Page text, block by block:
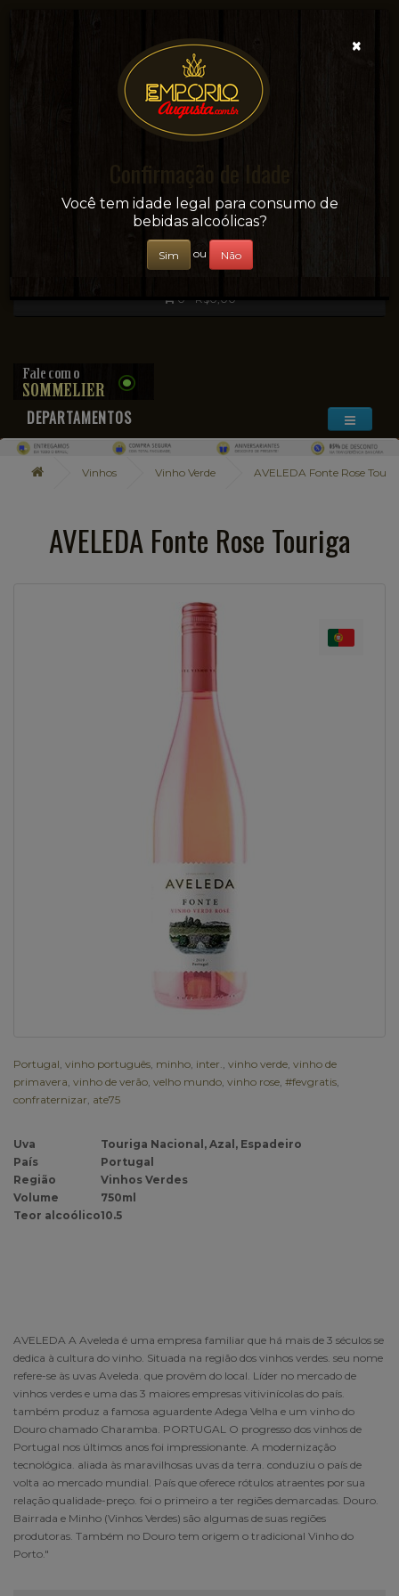
Sua conveniência e adega on-line!
0 - R$0,00
DEPARTAMENTOS
Vinhos Vinho Verde AVELEDA Fonte Rose
AVELEDA Fonte Rose Touriga
Portugal vinho português minho inter. vinho verde vinho de
primavera vinho de verão velho mundo vinho rose #fevgratis
confraternizar ate75
Uva
Touriga Nacional, Azal, Espadeiro
País
Portugal
Região
Vinhos Verdes
Volume
750ml
Teor alcoólico10.5
AVELEDA A Aveleda é uma empresa familiar que há mais de 3 séculos se
dedica à cultura do vinho. Situada na região dos vinhos verdes. seu nome
refere-se às uvas Aveleda. que provêm do local. Líder no mercado de
vinhos verdes e uma das 3 maiores empresas vitivinícolas do país.
também produz a famosa aguardente Adega Velha e um vinho do
Douro chamado Charamba. PORTUGAL O progresso dos vinhos de
Portugal nos últimos anos foi impressionante. A modernização
tecnológica. aliada às maravilhosas uvas da terra. conduziu o país de
volta ao mercado mundial. País que oferece rótulos atraentes por sua
relação qualidade-preço. foi o primeiro a ter regiões demarcadas. Douro.
Bairrada e Minho (Vinhos Verdes) são algumas de suas regiões
produtoras. Também no Douro tem origem o tradicional Vinho do
Porto."
×
Confirmação de Idade
Você tem idade legal para consumo de
bebidas alcoólicas?
Sim ou Não